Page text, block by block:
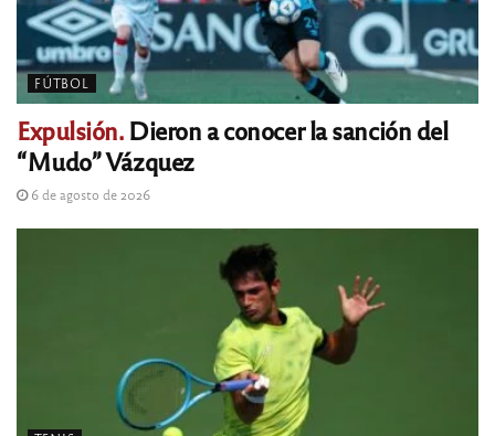
FÚTBOL
Expulsión.Dieron a conocer la sanción del
“Mudo” Vázquez
6 de agosto de 2026